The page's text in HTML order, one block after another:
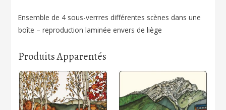
Ensemble de 4 sous-verrres différentes scènes dans une
boîte – reproduction laminée envers de liège
Produits Apparentés